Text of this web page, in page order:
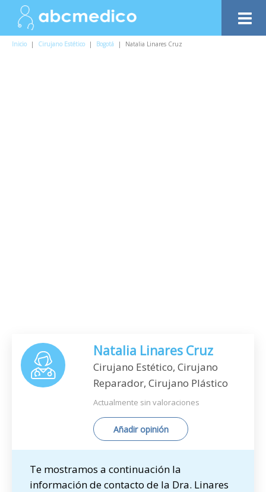
Inicio | Cirujano Estético | Bogotá | Natalia Linares Cruz
Natalia Linares Cruz
Cirujano Estético, Cirujano
Reparador, Cirujano Plástico
Actualmente sin valoraciones
Añadir opinión
Te mostramos a continuación la
información de contacto de la Dra. Linares